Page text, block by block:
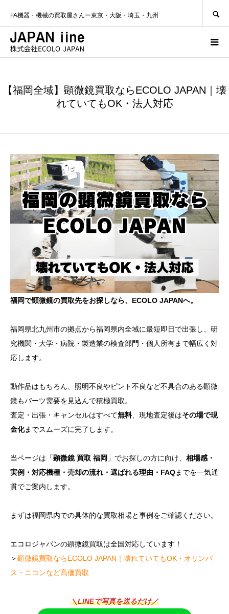
FA機器・機械の買取屋さんー東京・大阪・埼玉・九州
【福岡全域】顕微鏡買取ならECOLO JAPAN｜壊
れていてもOK・法人対応
福岡で顕微鏡の買取先をお探しなら、ECOLO JAPANへ。
福岡県北九州市の拠点から福岡県内全域に最短即日で出張し、研
究機関・大学・病院・製造業の検査部門・個人所有まで幅広く対
応します。
動作品はもちろん、照明不良やピント不良など不具合のある顕微
鏡もパーツ需要を見込んで積極買取。
査定・出張・キャンセルはすべて無料、現地査定後はその場で現
金化までスムーズに完了します。
当ページは「顕微鏡 買取 福岡 」でお探しの方に向け、 相場感・
実例・対応機種・売却の流れ・選ばれる理由・FAQまでを一気通
貫でご案内します。
まずは福岡県内での具体的な買取相場と事例をご確認ください。
エコロジャパンの顕微鏡買取は全国対応しています！
＞顕微鏡買取ならECOLO JAPAN｜壊れていてもOK・オリンパ
ス・ニコンなど高価買取
＼LINEで写真を送るだけ／